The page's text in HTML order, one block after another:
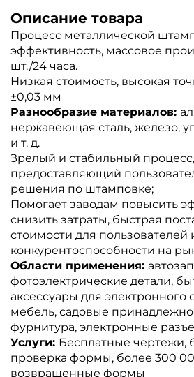
Описание товара
Процесс металлической
эффективность, массовое
шт./24 часа.
Низкая стоимость, высокая
±0,03 мм
Разнообразие материалов:
нержавеющая сталь, железо,
и т. д.
Зрелый и стабильный процесс,
предоставляющий
решения по штамповке;
Помогает заводам повысить
снизить затраты, быстрая
стоимости для
конкурентоспособности на
Области применения:
фотоэлектрические детали,
аксессуары для электронного
мебель, садовые
фурнитура, электронные
Услуги: Бесплатные чертежи,
проверка формы, более 300
возвращенные формы